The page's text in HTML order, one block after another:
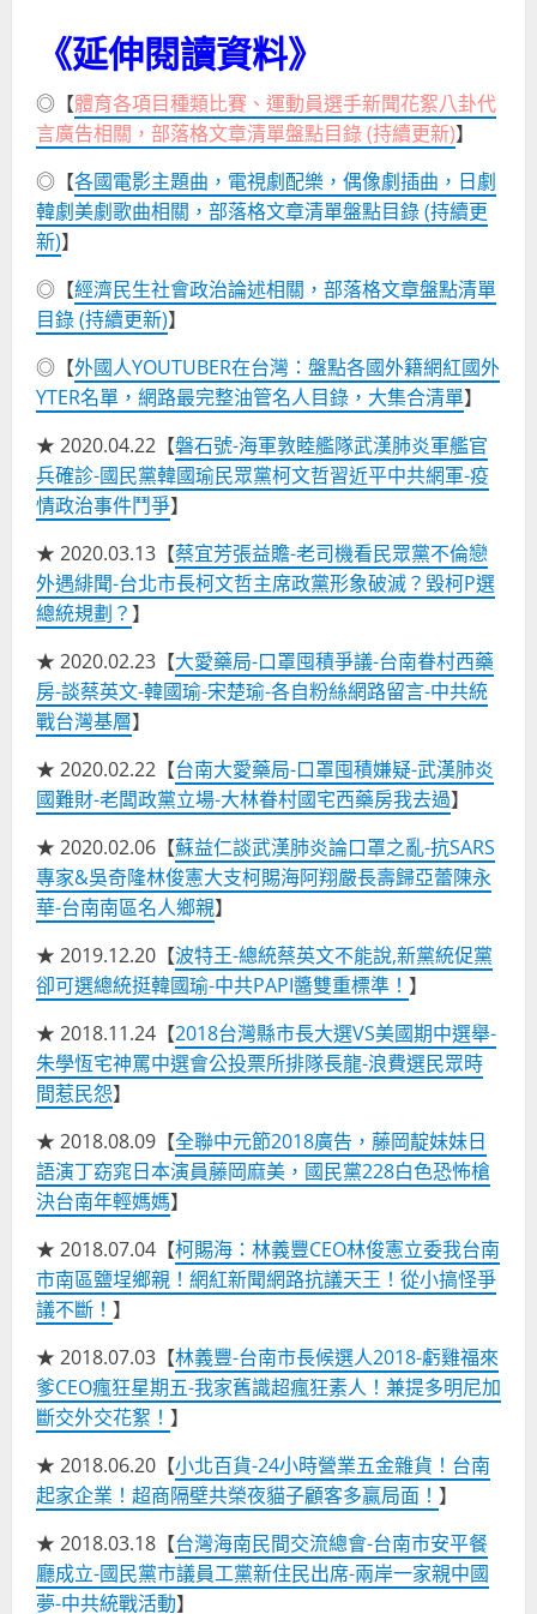
《延伸閱讀資料》
◎【體育各項目種類比賽、運動員選手新聞花絮八卦代
言廣告相關，部落格文章清單盤點目錄 (持續更新)】
◎【各國電影主題曲，電視劇配樂，偶像劇插曲，日劇
韓劇美劇歌曲相關，部落格文章清單盤點目錄 (持續更
新)】
◎ 【經濟民生社會政治論述相關，部落格文章盤點清單
目錄 (持續更新)】
◎ 【外國人YOUTUBER在台灣：盤點各國外籍網紅國外
YTER名單，網路最完整油管名人目錄，大集合清單】
★ 2020.04.22【磐石號-海軍敦睦艦隊武漢肺炎軍艦官
兵確診-國民黨韓國瑜民眾黨柯文哲習近平中共網軍-疫
情政治事件鬥爭】
★ 2020.03.13【蔡宜芳張益贍-老司機看民眾黨不倫戀
外遇緋聞-台北市長柯文哲主席政黨形象破滅？毀柯P選
總統規劃？】
★ 2020.02.23【大愛藥局-口罩囤積爭議-台南眷村西藥
房-談蔡英文-韓國瑜-宋楚瑜-各自粉絲網路留言-中共統
戰台灣基層】
★ 2020.02.22【台南大愛藥局-口罩囤積嫌疑-武漢肺炎
國難財-老闆政黨立場-大林眷村國宅西藥房我去過】
★ 2020.02.06【蘇益仁談武漢肺炎論口罩之亂-抗SARS
專家&吳奇隆林俊憲大支柯賜海阿翔嚴長壽歸亞蕾陳永
華-台南南區名人鄉親】
★ 2019.12.20【波特王-總統蔡英文不能說,新黨統促黨
卻可選總統挺韓國瑜-中共PAPI醬雙重標準！ 】
★ 2018.11.24【2018台灣縣市長大選VS美國期中選舉-
朱學恆宅神罵中選會公投票所排隊長龍-浪費選民眾時
間惹民怨】
★ 2018.08.09【全聯中元節2018廣告，藤岡靛妹妹日
語演丁窈窕日本演員藤岡麻美，國民黨228白色恐怖槍
決台南年輕媽媽】
★ 2018.07.04【柯賜海：林義豐CEO林俊憲立委我台南
市南區鹽埕鄉親！網紅新聞網路抗議天王！從小搞怪爭
議不斷！ 】
★ 2018.07.03【林義豐-台南市長候選人2018-虧雞福來
爹CEO瘋狂星期五-我家舊識超瘋狂素人！兼提多明尼加
斷交外交花絮！ 】
★ 2018.06.20【小北百貨-24小時營業五金雜貨！台南
起家企業！超商隔壁共榮夜貓子顧客多贏局面！ 】
★ 2018.03.18【台灣海南民間交流總會-台南市安平餐
廳成立-國民黨市議員工黨新住民出席-兩岸一家親中國
夢-中共統戰活動】